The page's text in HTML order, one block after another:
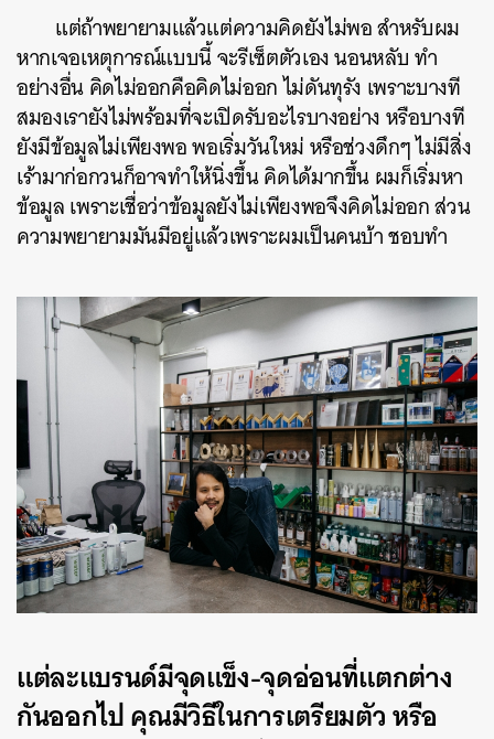
แต่ถ้าพยายามแล้วแต่ความคิดยังไม่พอ สำหรับผม
หากเจอเหตุการณ์แบบนี้ จะรีเซ็ตตัวเอง นอนหลับ ทำ
อย่างอื่น คิดไม่ออกคือคิดไม่ออก ไม่ดันทุรัง เพราะบางที
สมองเรายังไม่พร้อมที่จะเปิดรับอะไรบางอย่าง หรือบางที
ยังมีข้อมูลไม่เพียงพอ พอเริ่มวันใหม่ หรือช่วงดึกๆ ไม่มีสิ่ง
เร้ามาก่อกวนก็อาจทำให้นิ่งขึ้น คิดได้มากขึ้น ผมก็เริ่มหา
ข้อมูล เพราะเชื่อว่าข้อมูลยังไม่เพียงพอจึงคิดไม่ออก ส่วน
ความพยายามมันมีอยู่แล้วเพราะผมเป็นคนบ้า ชอบทำ
แต่ละแบรนด์มีจุดแข็ง-จุดอ่อนที่แตกต่าง
กันออกไป คุณมีวิธีในการเตรียมตัว หรือ